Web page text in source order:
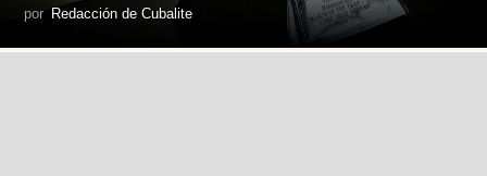
por Redacción de Cubalite